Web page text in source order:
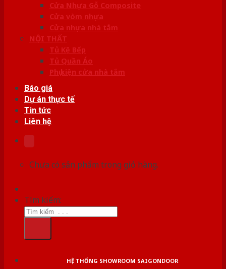
Cửa Nhựa Gỗ Composite
Cửa vòm nhựa
Cửa nhựa nhà tắm
NỘI THẤT
Tủ Kệ Bếp
Tủ Quần Áo
Phụ kiện cửa nhà tắm
Báo giá
Dự án thực tế
Tin tức
Liên hệ
Chưa có sản phẩm trong giỏ hàng.
Tìm kiếm:
HỆ THỐNG SHOWROOM SAIGONDOOR